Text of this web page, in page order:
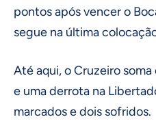
pontos após vencer o
segue na última
Até aqui, o Cruzeiro
e uma derrota na
marcados e dois sofridos.